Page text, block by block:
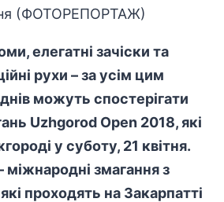
елегатні зачіски та
рухи – за усім цим
можуть спостерігати
Uzhgorod Open 2018, які
у суботу, 21 квітня.
міжнародні змагання з
проходять на Закарпатті